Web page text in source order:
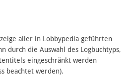
aller in Lobbypedia geführten
durch die Auswahl des Logbuchtyps,
eingeschränkt werden
beachtet werden).